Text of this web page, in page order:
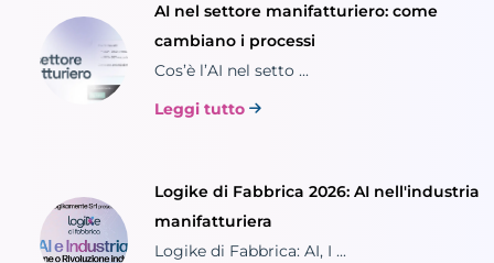
AI nel settore manifatturiero: come
cambiano i processi
Cos’è l’AI nel setto ...
Leggi tutto
Logike di Fabbrica 2026: AI nell'industria
manifatturiera
Logike di Fabbrica: AI, I ...